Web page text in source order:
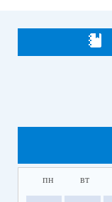
пн вт